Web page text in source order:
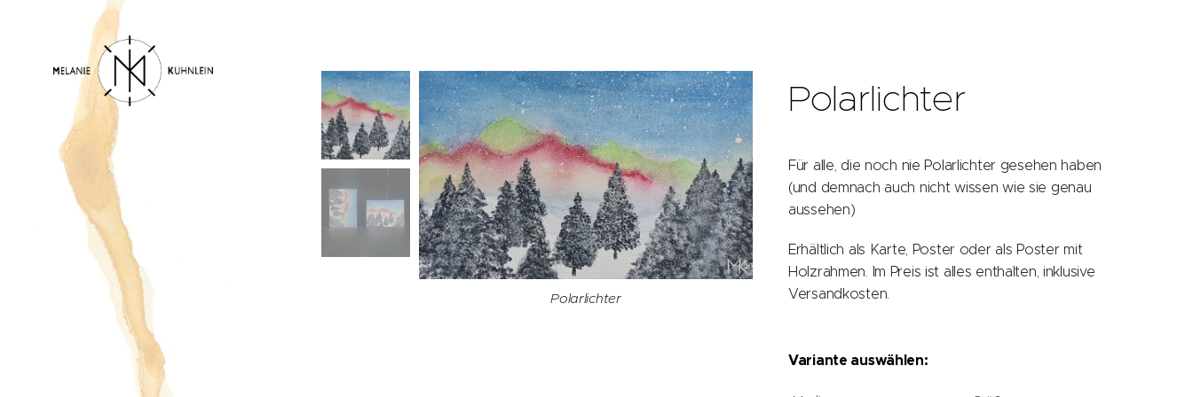
Polarlichter
Polarlichter
Für alle, die noch nie Polarlichter gesehen haben
(und demnach auch nicht wissen wie sie genau
aussehen)
Erhältlich als Karte, Poster oder als Poster mit
Holzrahmen. Im Preis ist alles enthalten, inklusive
Versandkosten.
Variante auswählen: